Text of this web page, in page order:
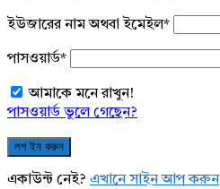
ইউজারের নাম অথবা ইমেইল*
পাসওয়ার্ড*
আমাকে মনে রাখুন!
পাসওয়ার্ড ভুলে গেছেন?
একাউন্ট নেই? এখানে সাইন আপ করুন